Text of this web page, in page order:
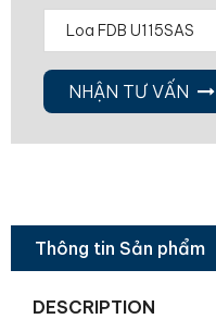
NHẬN TƯ VẤN
Thông tin Sản phẩm
DESCRIPTION